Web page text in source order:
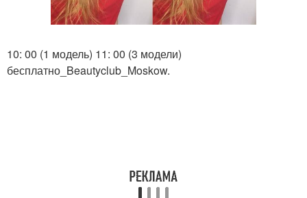
10: 00 (1 модель) 11: 00 (3 модели)
бесплатно_Beautyclub_Moskow.